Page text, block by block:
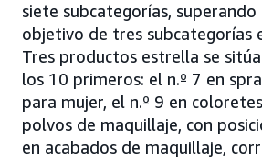
siete subcategorías,
objetivo de tres subcategorías
Tres productos estrella se
los 10 primeros: el n.º 7 en
para mujer, el n.º 9 en
polvos de maquillaje, con
en acabados de maquillaje,